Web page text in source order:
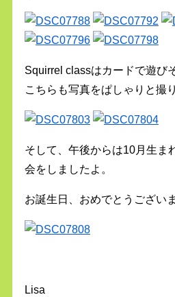
Squirrel classはカードで遊び
こちらも写真をぱしゃりと撮
そして、午後からは10月生ま
会をしましたよ。
お誕生日、おめでとうござい
Lisa